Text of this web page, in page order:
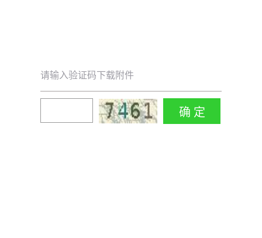
请输入验证码下载附件